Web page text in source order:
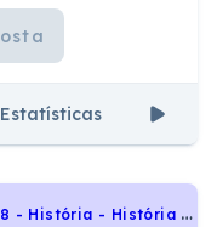
Estatísticas
U
nimontes - MG 2018 - História - História Geral, A estruturação do Estado norte-americano : território, cidadania e política